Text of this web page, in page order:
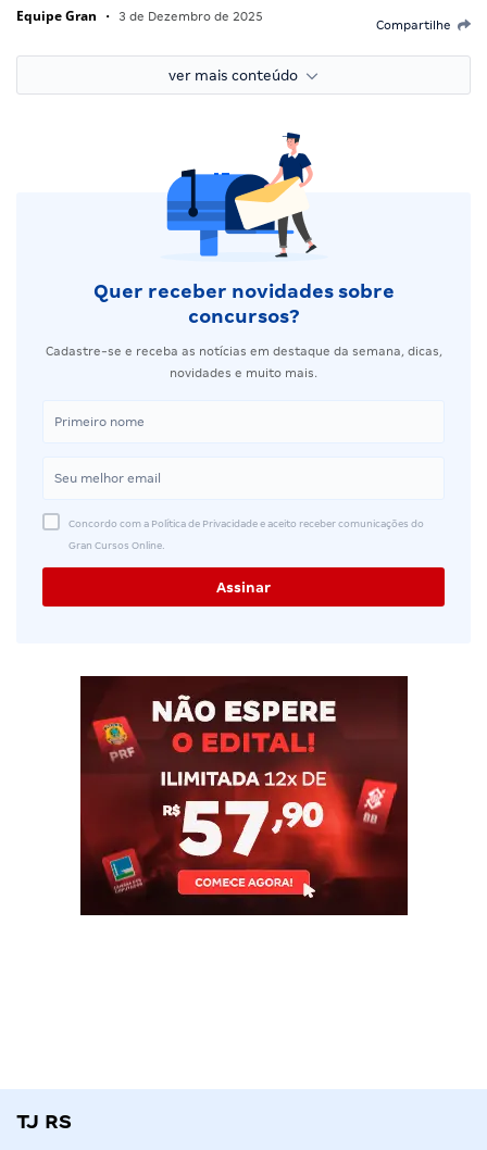
Equipe Gran • 3 de Dezembro de 2025
Compartilhe
ver mais conteúdo
Quer receber novidades sobre
concursos?
Cadastre-se e receba as notícias em destaque da semana, dicas,
novidades e muito mais.
Concordo com a Política de Privacidade e aceito receber comunicações do
Gran Cursos Online.
TJ RS